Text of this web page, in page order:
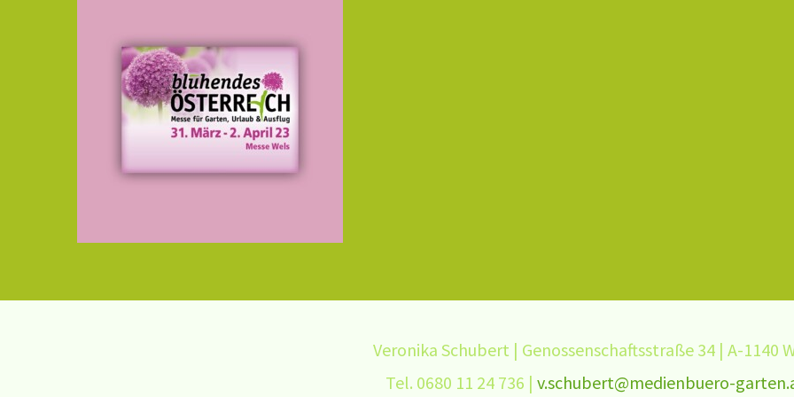
Veronika Schubert | Genossenschaftsstraße 34 | A-1140
Tel. 0680 11 24 736 | v.schubert@medienbuero-